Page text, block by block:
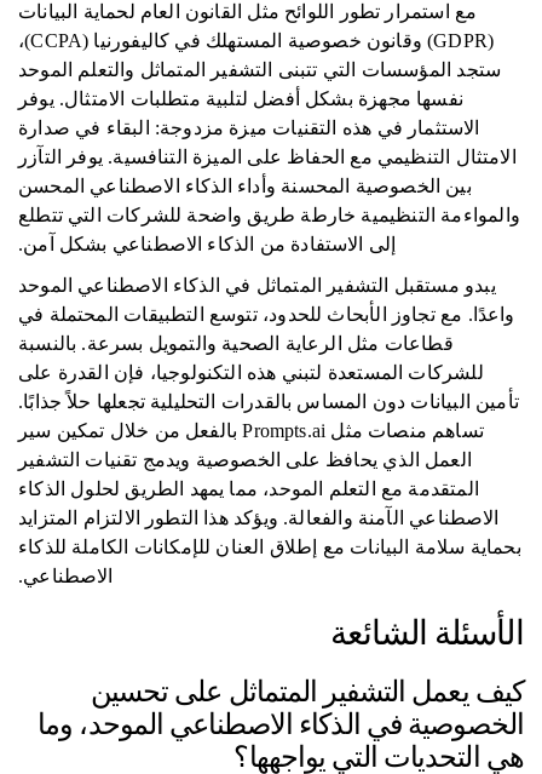
مع استمرار تطور اللوائح مثل القانون العام لحماية البيانات
(GDPR) وقانون خصوصية المستهلك في كاليفورنيا (CCPA)،
ستجد المؤسسات التي تتبنى التشفير المتماثل والتعلم الموحد
نفسها مجهزة بشكل أفضل لتلبية متطلبات الامتثال. يوفر
الاستثمار في هذه التقنيات ميزة مزدوجة: البقاء في صدارة
الامتثال التنظيمي مع الحفاظ على الميزة التنافسية. يوفر التآزر
بين الخصوصية المحسنة وأداء الذكاء الاصطناعي المحسن
والمواءمة التنظيمية خارطة طريق واضحة للشركات التي تتطلع
إلى الاستفادة من الذكاء الاصطناعي بشكل آمن.
يبدو مستقبل التشفير المتماثل في الذكاء الاصطناعي الموحد
واعدًا. مع تجاوز الأبحاث للحدود، تتوسع التطبيقات المحتملة في
قطاعات مثل الرعاية الصحية والتمويل بسرعة. بالنسبة
للشركات المستعدة لتبني هذه التكنولوجيا، فإن القدرة على
تأمين البيانات دون المساس بالقدرات التحليلية تجعلها حلاً جذابًا.
تساهم منصات مثل Prompts.ai بالفعل من خلال تمكين سير
العمل الذي يحافظ على الخصوصية ويدمج تقنيات التشفير
المتقدمة مع التعلم الموحد، مما يمهد الطريق لحلول الذكاء
الاصطناعي الآمنة والفعالة. ويؤكد هذا التطور الالتزام المتزايد
بحماية سلامة البيانات مع إطلاق العنان للإمكانات الكاملة للذكاء
الاصطناعي.
الأسئلة الشائعة
كيف يعمل التشفير المتماثل على تحسين
الخصوصية في الذكاء الاصطناعي الموحد، وما
هي التحديات التي يواجهها؟